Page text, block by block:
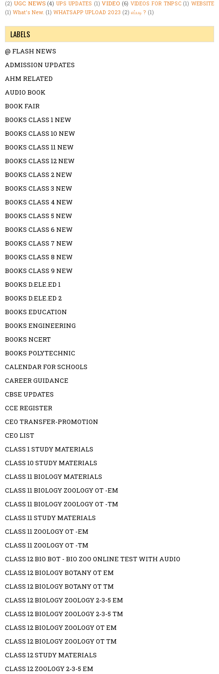
(2) UGC NEWS (4) UPS UPDATES (1) VIDEO (6) VIDEOS FOR TNPSC (1) WEBSITE
(1) What's New. (1) WHATSAPP UPLOAD 2023 (2) எப்படி ? (1)
LABELS
@ FLASH NEWS
ADMISSION UPDATES
AHM RELATED
AUDIO BOOK
BOOK FAIR
BOOKS CLASS 1 NEW
BOOKS CLASS 10 NEW
BOOKS CLASS 11 NEW
BOOKS CLASS 12 NEW
BOOKS CLASS 2 NEW
BOOKS CLASS 3 NEW
BOOKS CLASS 4 NEW
BOOKS CLASS 5 NEW
BOOKS CLASS 6 NEW
BOOKS CLASS 7 NEW
BOOKS CLASS 8 NEW
BOOKS CLASS 9 NEW
BOOKS D.ELE.ED 1
BOOKS D.ELE.ED 2
BOOKS EDUCATION
BOOKS ENGINEERING
BOOKS NCERT
BOOKS POLYTECHNIC
CALENDAR FOR SCHOOLS
CAREER GUIDANCE
CBSE UPDATES
CCE REGISTER
CEO TRANSFER-PROMOTION
CEO LIST
CLASS 1 STUDY MATERIALS
CLASS 10 STUDY MATERIALS
CLASS 11 BIOLOGY MATERIALS
CLASS 11 BIOLOGY ZOOLOGY OT -EM
CLASS 11 BIOLOGY ZOOLOGY OT -TM
CLASS 11 STUDY MATERIALS
CLASS 11 ZOOLOGY OT -EM
CLASS 11 ZOOLOGY OT -TM
CLASS 12 BIO BOT - BIO ZOO ONLINE TEST WITH AUDIO
CLASS 12 BIOLOGY BOTANY OT EM
CLASS 12 BIOLOGY BOTANY OT TM
CLASS 12 BIOLOGY ZOOLOGY 2-3-5 EM
CLASS 12 BIOLOGY ZOOLOGY 2-3-5 TM
CLASS 12 BIOLOGY ZOOLOGY OT EM
CLASS 12 BIOLOGY ZOOLOGY OT TM
CLASS 12 STUDY MATERIALS
CLASS 12 ZOOLOGY 2-3-5 EM